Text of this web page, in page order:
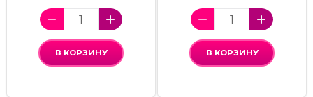
В КОРЗИНУ В КОРЗИНУ